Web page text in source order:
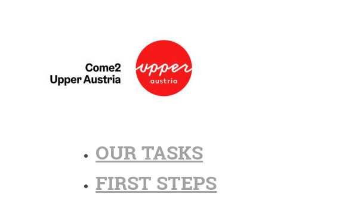
OUR TASKS
FIRST STEPS